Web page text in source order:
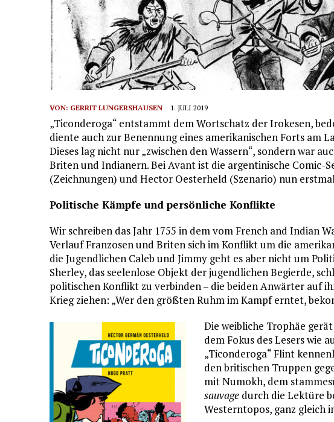
VON: GERRIT LUNGERSHAUSEN 1. JULI 2019
„Ticonderoga“ entstammt dem Wortschatz der Irokesen,
diente auch zur Benennung eines amerikanischen Forts am
Dieses lag nicht nur „zwischen den Wassern“, sondern war
Briten und Indianern. Bei Avant ist die argentinische Comic-
(Zeichnungen) und Hector Oesterheld (Szenario) nun
Politische Kämpfe und persönliche Konflikte
Wir schreiben das Jahr 1755 in dem vom French and Indian
Verlauf Franzosen und Briten sich im Konflikt um die
die Jugendlichen Caleb und Jimmy geht es aber nicht um
Sherley, das seelenlose Objekt der jugendlichen Begierde,
politischen Konflikt zu verbinden – die beiden Anwärter auf
Krieg ziehen: „Wer den größten Ruhm im Kampf erntet,
Die weibliche Trophäe
dem Fokus des Lesers wie
„Ticonderoga“ Flint
den britischen Truppen
mit Numokh, dem
sauvage durch die Lektüre
Westerntopos, ganz gleich